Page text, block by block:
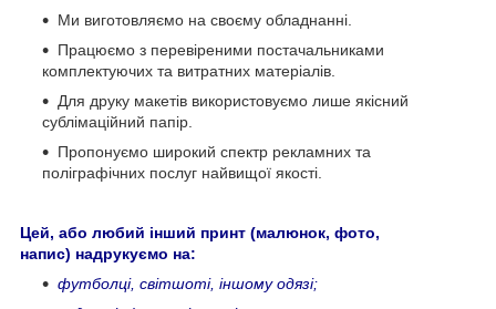
Ми виготовляємо на своєму обладнанні.
Працюємо з перевіреними постачальниками
комплектуючих та витратних матеріалів.
Для друку макетів використовуємо лише якісний
сублімаційний папір.
Пропонуємо широкий спектр рекламних та
поліграфічних послуг найвищої якості.
Цей, або любий інший принт (малюнок, фото,
напис) надрукуємо на:
футболці, світшоті, іншому одязі;